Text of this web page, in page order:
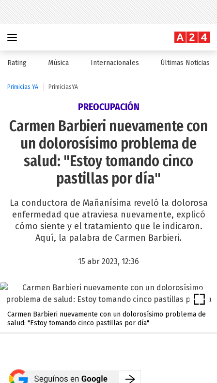
Rating Música Internacionales Últimas Noticias
Primicias YA PrimiciasYA
PREOCUPACIÓN
Carmen Barbieri nuevamente con
un dolorosísimo problema de
salud: "Estoy tomando cinco
pastillas por día"
La conductora de Mañanísima reveló la dolorosa
enfermedad que atraviesa nuevamente, explicó
cómo siente y el tratamiento que le indicaron.
Aquí, la palabra de Carmen Barbieri.
15 abr 2023, 12:36
Carmen Barbieri nuevamente con un dolorosísimo problema de
salud: "Estoy tomando cinco pastillas por día"